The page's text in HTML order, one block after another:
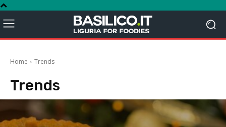
Home Trends
Trends